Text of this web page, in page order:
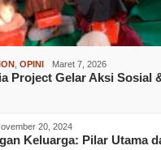
OPINI Maret 7, 2026
Project Gelar Aksi Sosial
20, 2024
Keluarga: Pilar Utama